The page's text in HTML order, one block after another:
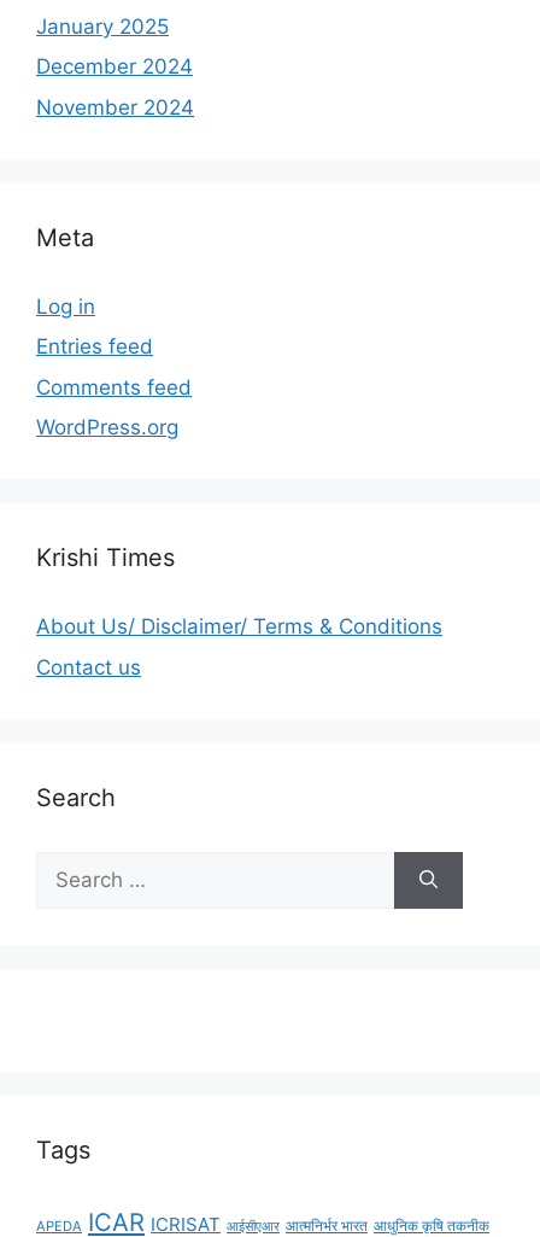
January 2025
December 2024
November 2024
Meta
Log in
Entries feed
Comments feed
WordPress.org
Krishi Times
About Us/ Disclaimer/ Terms & Conditions
Contact us
Search
Tags
APEDA ICAR ICRISAT आईसीएआर आत्मनिर्भर भारत आधुनिक कृषि तकनीक